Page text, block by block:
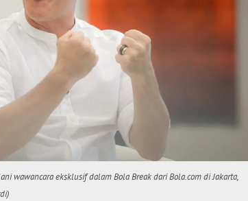
wawancara eksklusif dalam Bola Break dari Bola.com di Jakarta,